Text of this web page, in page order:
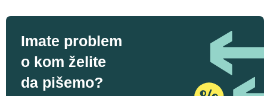
Imate problem
o kom želite
da pišemo?